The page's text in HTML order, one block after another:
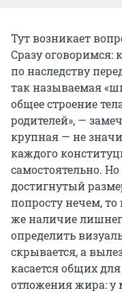
Тут возникает
Сразу оговоримся:
по наследству
так называемая
общее строение
родителей», —
крупная — не
каждого
самостоятельно.
достигнутый
попросту нечем, то
же наличие
определить
скрывается, а
касается общих
отложения жира: